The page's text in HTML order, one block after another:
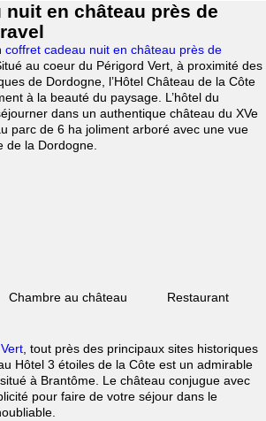
nuit en château près de
coffret cadeau nuit en château près de
au coeur du Périgord Vert, à proximité des
de Dordogne, l’Hôtel Château de la Côte
à la beauté du paysage. L’hôtel du
dans un authentique château du XVe
parc de 6 ha joliment arboré avec une vue
de la Dordogne.
Chambre au château Restaurant
, tout près des principaux sites historiques
Hôtel 3 étoiles de la Côte est un admirable
à Brantôme. Le château conjugue avec
pour faire de votre séjour dans le